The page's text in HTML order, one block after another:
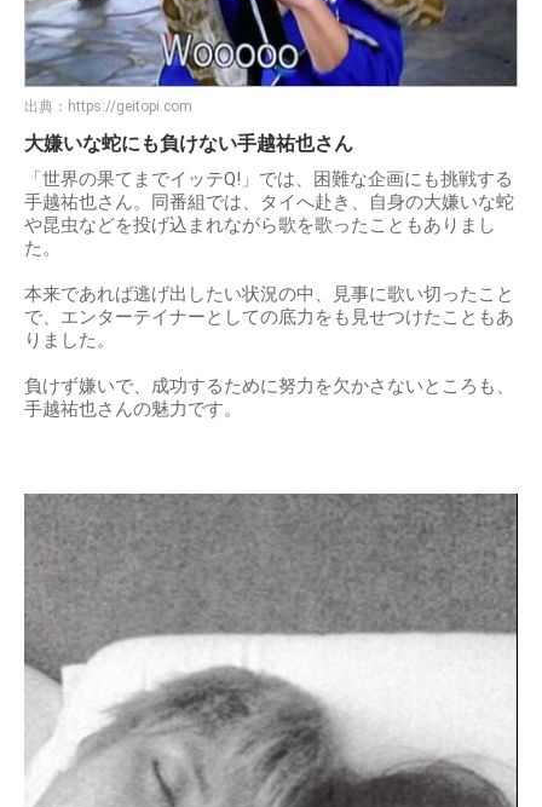
出典： https://geitopi.com
大嫌いな蛇にも負けない手越祐也さん
「世界の果てまでイッテQ!」では、困難な企画にも挑戦する
手越祐也さん。同番組では、タイへ赴き、自身の大嫌いな蛇
や昆虫などを投げ込まれながら歌を歌ったこともありまし
た。
本来であれば逃げ出したい状況の中、見事に歌い切ったこと
で、エンターテイナーとしての底力をも見せつけたこともあ
りました。
負けず嫌いで、成功するために努力を欠かさないところも、
手越祐也さんの魅力です。